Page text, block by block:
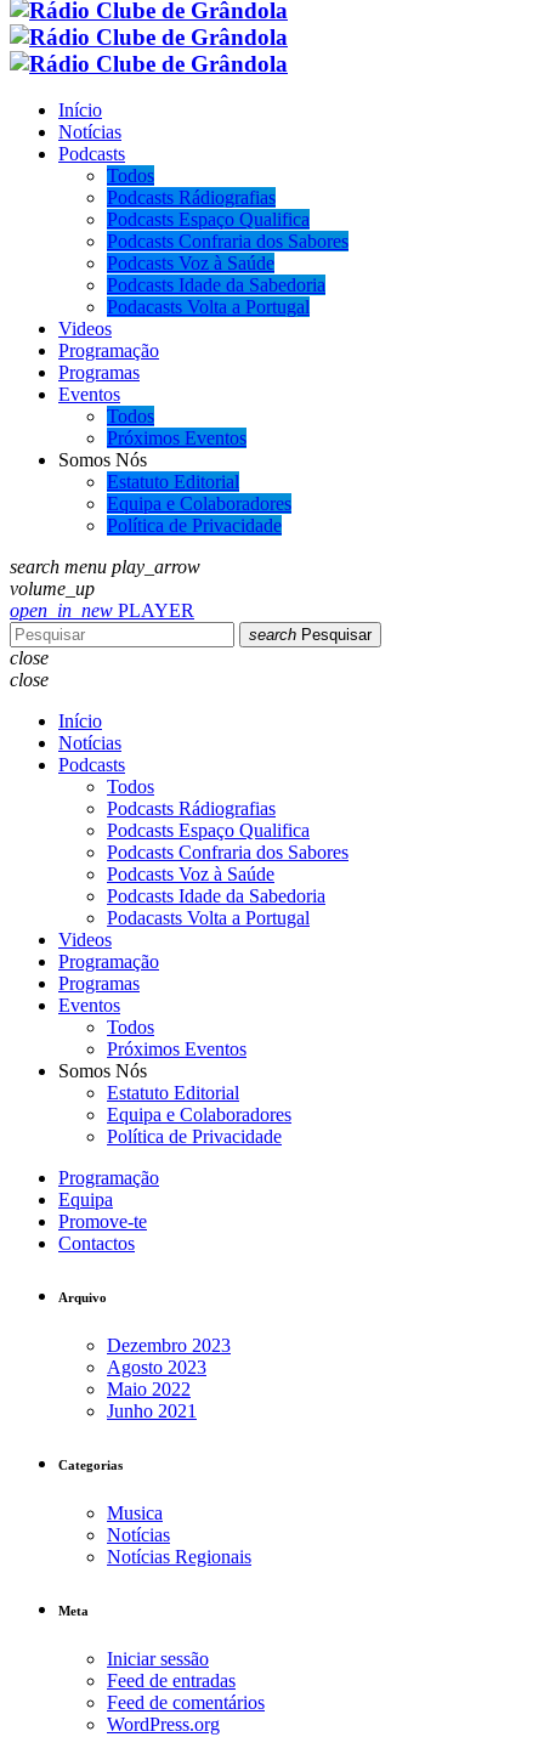
Início
Notícias
Podcasts
Todos
Podcasts Rádiografias
Podcasts Espaço Qualifica
Podcasts Confraria dos Sabores
Podcasts Voz à Saúde
Podcasts Idade da Sabedoria
Podacasts Volta a Portugal
Videos
Programação
Programas
Eventos
Todos
Próximos Eventos
Somos Nós
Estatuto Editorial
Equipa e Colaboradores
Política de Privacidade
search menu play_arrow
volume_up
open_in_new PLAYER
search Pesquisar
close
close
Início
Notícias
Podcasts
Todos
Podcasts Rádiografias
Podcasts Espaço Qualifica
Podcasts Confraria dos Sabores
Podcasts Voz à Saúde
Podcasts Idade da Sabedoria
Podacasts Volta a Portugal
Videos
Programação
Programas
Eventos
Todos
Próximos Eventos
Somos Nós
Estatuto Editorial
Equipa e Colaboradores
Política de Privacidade
Programação
Equipa
Promove-te
Contactos
Arquivo
Dezembro 2023
Agosto 2023
Maio 2022
Junho 2021
Categorias
Musica
Notícias
Notícias Regionais
Meta
Iniciar sessão
Feed de entradas
Feed de comentários
WordPress.org